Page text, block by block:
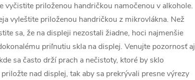
vyčistite priloženou handričkou namočenou v alkohole.
vyleštite priloženou handričkou z mikrovlákna. Než
sa, že na displeji nezostali žiadne, hoci najmenšie
priľnutiu skla na displej. Venujte pozornosť aj
sa často drží prach a nečistoty, ktoré by sklo
nad displej, tak aby sa prekrývali presne výrezy